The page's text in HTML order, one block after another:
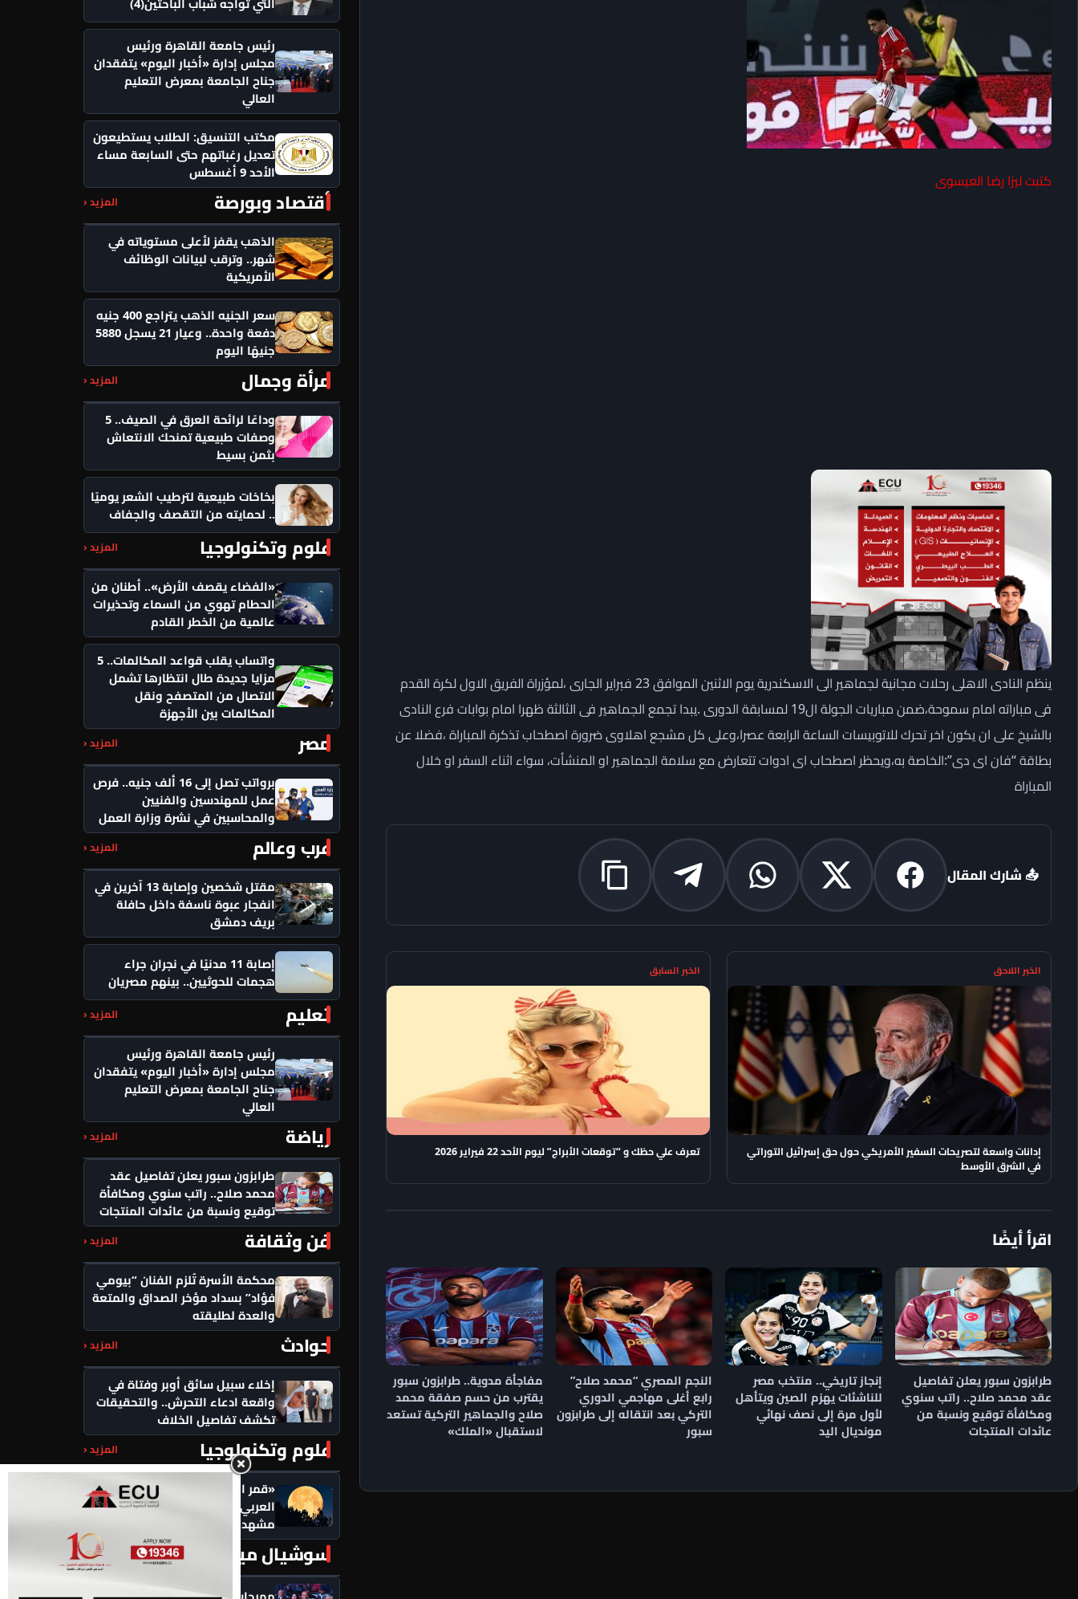
كتبت ليزا رضا العيسوى
ينظم النادى الاهلى رحلات مجانية لجماهير الى الاسكندرية يوم الاثنين الموافق 23 فبراير الجارى ،لمؤزراة الفريق الاول لكرة القدم
فى مباراته امام سموحة،ضمن مباريات الجولة ال19 لمسابقة الدورى .يبدا تجمع الجماهير فى الثالثة ظهرا امام بوابات فرع النادى
بالشيخ على ان يكون اخر تحرك للاتوبيسات الساعة الرابعة عصرا،وعلى كل مشجع اهلاوى ضرورة اصطحاب تذكرة المباراة ،فضلا عن
بطاقة “فان اى دى”:الخاصة به،ويحظر اصطحاب اى ادوات تتعارض مع سلامة الجماهير او المنشأت، سواء اثناء السفر او خلال
المباراة
📤 شارك المقال
الخبر اللاحق
إدانات واسعة لتصريحات السفير الأمريكي حول حق إسرائيل التوراتي
في الشرق الأوسط
الخبر السابق
تعرف علي حظك و “توقعات الأبراج” ليوم الأحد 22 فيراير 2026
اقرأ أيضًا
طرابزون سبور يعلن تفاصيل
عقد محمد صلاح.. راتب سنوي
ومكافأة توقيع ونسبة من
عائدات المنتجات
إنجاز تاريخي.. منتخب مصر
للناشئات يهزم الصين ويتأهل
لأول مرة إلى نصف نهائي
مونديال اليد
النجم المصري “محمد صلاح”
رابع أغلى مهاجمي الدوري
التركي بعد انتقاله إلى طرابزون
سبور
مفاجأة مدوية.. طرابزون سبور
يقترب من حسم صفقة محمد
صلاح والجماهير التركية تستعد
لاستقبال «الملك»
رئيس جامعة القاهرة ورئيس
مجلس إدارة «أخبار اليوم» يتفقدان
جناح الجامعة بمعرض التعليم
العالي
مكتب التنسيق: الطلاب يستطيعون
تعديل رغباتهم حتى السابعة مساء
الأحد 9 أغسطس
أقتصاد وبورصة المزيد ‹
الذهب يقفز لأعلى مستوياته في
شهر.. وترقب لبيانات الوظائف
الأمريكية
سعر الجنيه الذهب يتراجع 400 جنيه
دفعة واحدة.. وعيار 21 يسجل 5880
جنيهًا اليوم
مرأة وجمال المزيد ‹
وداعًا لرائحة العرق في الصيف.. 5
وصفات طبيعية تمنحك الانتعاش
بثمن بسيط
بخاخات طبيعية لترطيب الشعر يوميًا
.. لحمايته من التقصف والجفاف
علوم وتكنولوجيا المزيد ‹
«الفضاء يقصف الأرض».. أطنان من
الحطام تهوي من السماء وتحذيرات
عالمية من الخطر القادم
واتساب يقلب قواعد المكالمات.. 5
مزايا جديدة طال انتظارها تشمل
الاتصال من المتصفح ونقل
المكالمات بين الأجهزة
مصر المزيد ‹
برواتب تصل إلى 16 ألف جنيه.. فرص
عمل للمهندسين والفنيين
والمحاسبين في نشرة وزارة العمل
عرب وعالم المزيد ‹
مقتل شخصين وإصابة 13 آخرين في
انفجار عبوة ناسفة داخل حافلة
بريف دمشق
إصابة 11 مدنيًا في نجران جراء
هجمات للحوثيين.. بينهم مصريان
تعليم المزيد ‹
رئيس جامعة القاهرة ورئيس
مجلس إدارة «أخبار اليوم» يتفقدان
جناح الجامعة بمعرض التعليم
العالي
رياضة المزيد ‹
طرابزون سبور يعلن تفاصيل عقد
محمد صلاح.. راتب سنوي ومكافأة
توقيع ونسبة من عائدات المنتجات
فن وثقافة المزيد ‹
محكمة الأسرة تُلزم الفنان “بيومي
فؤاد” بسداد مؤخر الصداق والمتعة
والعدة لطليقته
حوادث المزيد ‹
إخلاء سبيل سائق أوبر وفتاة في
واقعة ادعاء التحرش.. والتحقيقات
تكشف تفاصيل الخلاف
علوم وتكنولوجيا المزيد ‹
«قمر الرطب» يزين سماء الوطن
العربي اليوم.. بدر صفر يكتمل في
مشهد فلكي يخطف الأنظار
سوشيال ميديا المزيد ‹
مهرجان سيمفوني للفنون يكرم